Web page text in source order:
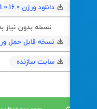
دانلود ورژن 11.0.16.0 با حجم 839 مگابايت
نسخه بدون نیاز به نصب ( Portable )
نسخه قابل حمل ورژن 11.0.16.0
سایت سازنده